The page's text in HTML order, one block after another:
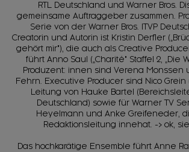
RTL Deutschland und Warner Bros.
gemeinsame Auftraggeber zusammen.
Serie von der Warner Bros. ITVP
Creatorin und Autorin ist Kristin Derfler
gehört mir"), die auch als Creative
führt Anno Saul („Charité" Staffel 2, „Die
Produzent: innen sind Verena Monssen
Fehrn. Executive Producer sind Nico Grein
Leitung von Hauke Bartel
Deutschland) sowie für Warner TV
Heyelmann und Anke Greifeneder,
Redaktionsleitung innehat. -> ok,
Das hochkarätige Ensemble führt Anne